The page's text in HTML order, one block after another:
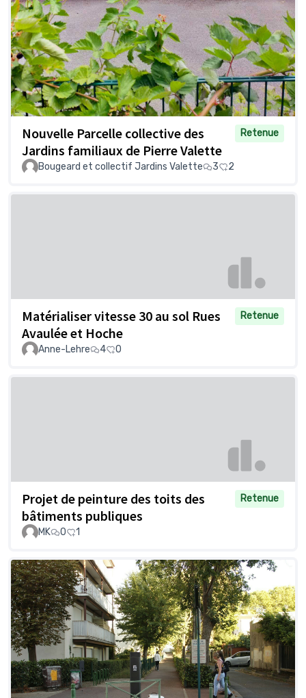
Nouvelle Parcelle collective des
Jardins familiaux de Pierre Valette
Retenue
Bougeard et collectif Jardins Valette 3 2
Matérialiser vitesse 30 au sol Rues
Avaulée et Hoche
Retenue
Anne-Lehre 4 0
Projet de peinture des toits des
bâtiments publiques
Retenue
MK 0 1